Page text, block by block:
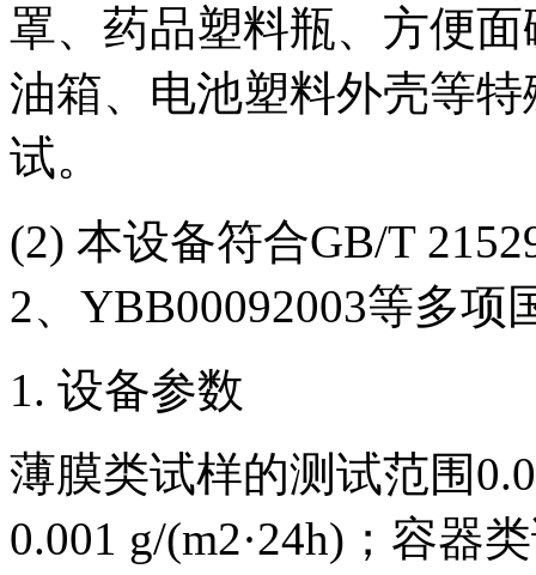
罩、药品塑料瓶、方便
油箱、电池塑料外壳等
试。
(2) 本设备符合GB/T
2、YBB00092003等多项
设备参数
薄膜类试样的测试范围
0.001 g/(m2·24h)；容器